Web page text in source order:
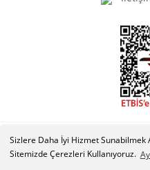
Sizlere Daha İyi Hizmet Sunabilmek
Sitemizde Çerezleri Kullanıyoruz.
%20 9.676,48 ₺
12.095,60 ₺
Copyright ©